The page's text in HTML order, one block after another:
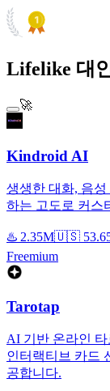
Lifelike 대
🚀
Kindroid AI
생생한 대화, 음
하는 고도로 커스
♨️ 2.35M🇺🇸
Freemium
Tarotap
AI 기반 온라인
인터랙티브 카드
공합니다.